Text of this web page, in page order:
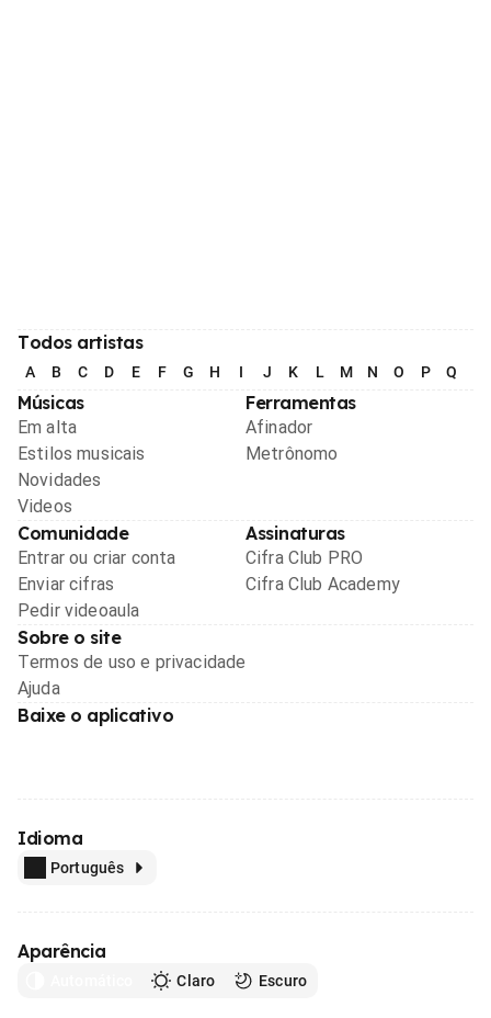
Todos artistas
A B C D E F G H I J K L M N O P Q
Músicas
Em alta
Estilos musicais
Novidades
Videos
Ferramentas
Afinador
Metrônomo
Comunidade
Entrar ou criar conta
Enviar cifras
Pedir videoaula
Assinaturas
Cifra Club PRO
Cifra Club Academy
Sobre o site
Termos de uso e privacidade
Ajuda
Baixe o aplicativo
Idioma
Português
Aparência
Claro Escuro